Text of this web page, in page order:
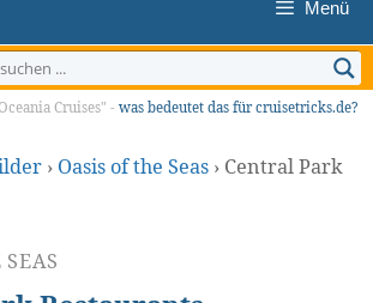
Menü
Cruises" - was bedeutet das für cruisetricks.de?
› Oasis of the Seas › Central Park